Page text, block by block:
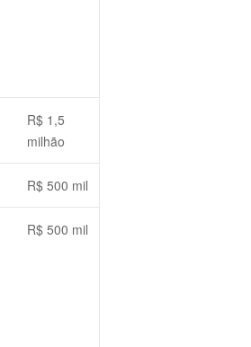
R$ 1,5
milhão
R$ 500 mil
R$ 500 mil